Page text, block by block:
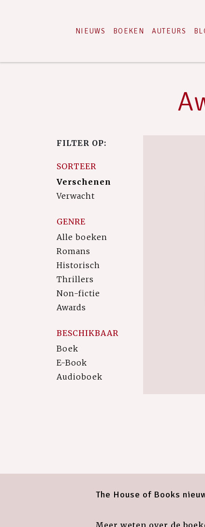
NIEUWS BOEKEN AUTEURS
FILTER OP:
SORTEER
Verschenen
Verwacht
GENRE
Alle boeken
Romans
Historisch
Thrillers
Non-fictie
Awards
BESCHIKBAAR
Boek
E-Book
Audioboek
The House of Books
Meer weten over de